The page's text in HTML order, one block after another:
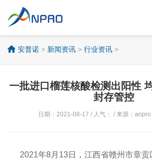
安普诺 > 新闻资讯 > 行业资讯 >
一批进口榴莲核酸检测出阳性
封存管控
日期：2021-08-17 / 人气： / 来源：
2021年8月13日，江西省赣州市章贡